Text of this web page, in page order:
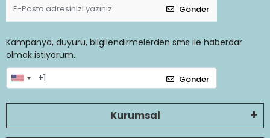
Gönder
Kampanya, duyuru, bilgilendirmelerden sms ile haberdar
olmak istiyorum.
Gönder
Kurumsal